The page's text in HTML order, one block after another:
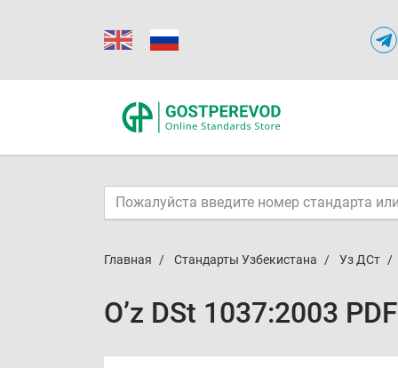
Главная Стандарты Узбекистана Уз ДСт
O’z DSt 1037:2003 PDF